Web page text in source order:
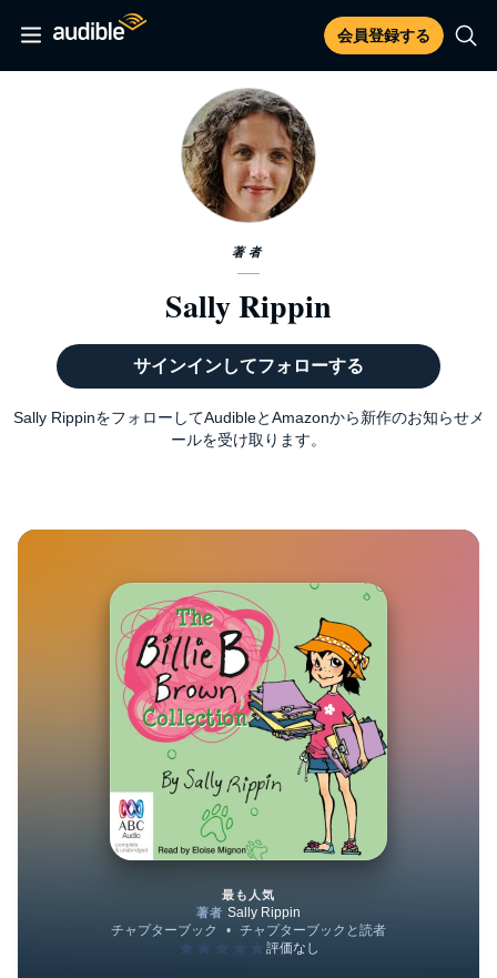
会員登録する
著者
Sally Rippin
サインインしてフォローする
Sally RippinをフォローしてAudibleとAmazonから新作のお知らせメ
ールを受け取ります。
The Billie B Brown Collection
最も人気